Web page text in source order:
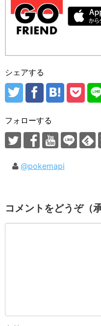
シェアする
フォローする
@pokemapi
コメントをどうぞ（